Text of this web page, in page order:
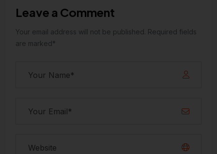
Leave a Comment
Your email address will not be published. Required fields
are marked*